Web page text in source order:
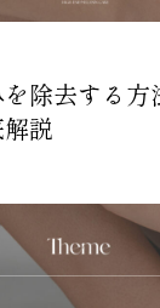
除去する方
説